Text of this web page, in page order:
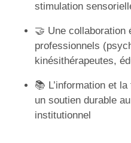
stimulation
🤝 Une collaboration
professionnels
kinésithérapeutes,
📚 L’information et
un soutien durable
institutionnel